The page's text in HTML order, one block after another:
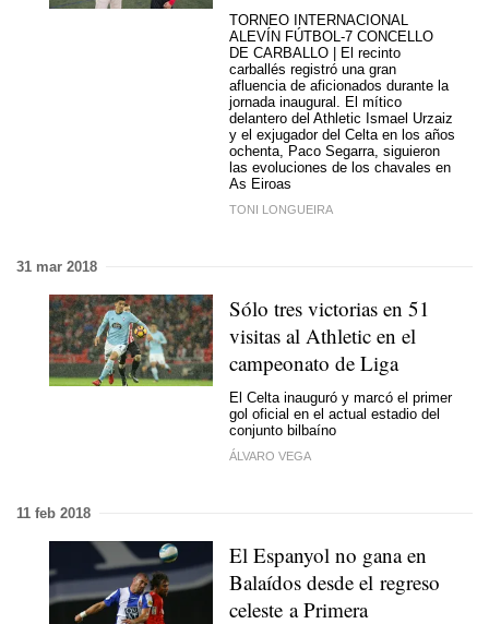
TORNEO INTERNACIONAL
ALEVÍN FÚTBOL-7 CONCELLO
DE CARBALLO | El recinto
carballés registró una gran
afluencia de aficionados durante la
jornada inaugural. El mítico
delantero del Athletic Ismael Urzaiz
y el exjugador del Celta en los años
ochenta, Paco Segarra, siguieron
las evoluciones de los chavales en
As Eiroas
TONI LONGUEIRA
31 mar 2018
Sólo tres victorias en 51
visitas al Athletic en el
campeonato de Liga
El Celta inauguró y marcó el primer
gol oficial en el actual estadio del
conjunto bilbaíno
ÁLVARO VEGA
11 feb 2018
El Espanyol no gana en
Balaídos desde el regreso
celeste a Primera